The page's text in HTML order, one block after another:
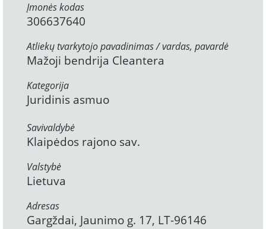
Įmonės kodas
306637640
Atliekų tvarkytojo pavadinimas / vardas, pavardė
Mažoji bendrija Cleantera
Kategorija
Juridinis asmuo
Savivaldybė
Klaipėdos rajono sav.
Valstybė
Lietuva
Adresas
Gargždai, Jaunimo g. 17, LT-96146